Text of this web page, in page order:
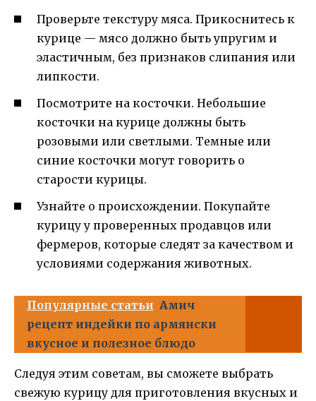
Проверьте текстуру мяса. Прикоснитесь к
курице — мясо должно быть упругим и
эластичным, без признаков слипания или
липкости.
Посмотрите на косточки. Небольшие
косточки на курице должны быть
розовыми или светлыми. Темные или
синие косточки могут говорить о
старости курицы.
Узнайте о происхождении. Покупайте
курицу у проверенных продавцов или
фермеров, которые следят за качеством и
условиями содержания животных.
Популярные статьи Амич
рецепт индейки по армянски
вкусное и полезное блюдо
Следуя этим советам, вы сможете выбрать
свежую курицу для приготовления вкусных и